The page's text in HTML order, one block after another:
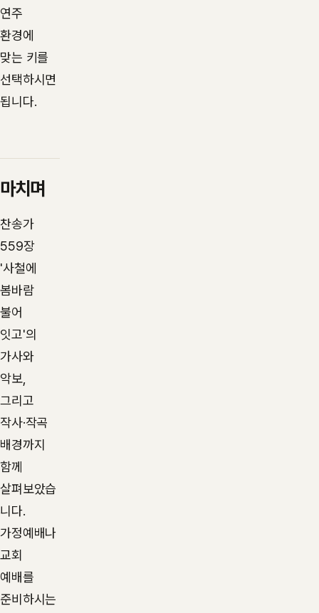
연주
환경에
맞는 키를
선택하시면
됩니다.
마치며
찬송가
559장
'사철에
봄바람
불어
잇고'의
가사와
악보,
그리고
작사·작곡
배경까지
함께
살펴보았습
니다.
가정예배나
교회
예배를
준비하시는